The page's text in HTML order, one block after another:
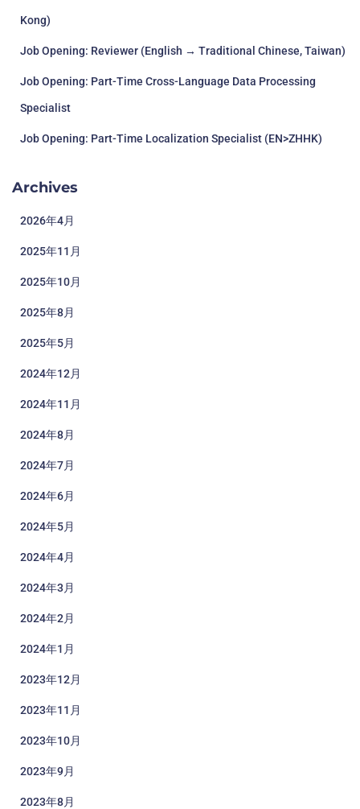
Kong)
Job Opening: Reviewer (English → Traditional Chinese, Taiwan)
Job Opening: Part-Time Cross-Language Data Processing
Specialist
Job Opening: Part-Time Localization Specialist (EN>ZHHK)
Archives
2026年4月
2025年11月
2025年10月
2025年8月
2025年5月
2024年12月
2024年11月
2024年8月
2024年7月
2024年6月
2024年5月
2024年4月
2024年3月
2024年2月
2024年1月
2023年12月
2023年11月
2023年10月
2023年9月
2023年8月